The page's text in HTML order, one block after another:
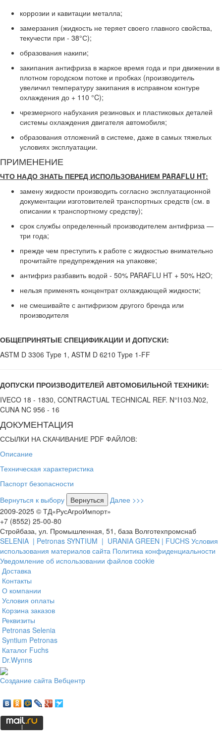
коррозии и кавитации металла;
замерзания (жидкость не теряет своего главного свойства,
текучести при - 38°С);
образования накипи;
закипания антифриза в жаркое время года и при движении в
плотном городском потоке и пробках (производитель
увеличил температуру закипания в исправном контуре
охлаждения до + 110 °C);
чрезмерного набухания резиновых и пластиковых деталей
системы охлаждения двигателя автомобиля;
образования отложений в системе, даже в самых тяжелых
условиях эксплуатации.
ПРИМЕНЕНИЕ
ЧТО НАДО ЗНАТЬ ПЕРЕД ИСПОЛЬЗОВАНИЕМ PARAFLU HT:
замену жидкости производить согласно эксплуатационной
документации изготовителей транспортных средств (см. в
описании к транспортному средству);
срок службы определенный производителем антифриза —
три года;
прежде чем преступить к работе с жидкостью внимательно
прочитайте предупреждения на упаковке;
антифриз разбавить водой - 50% PARAFLU HT + 50% H2O;
нельзя применять концентрат охлаждающей жидкости;
не смешивайте с антифризом другого бренда или
производителя
ОБЩЕПРИНЯТЫЕ СПЕЦИФИКАЦИИ И ДОПУСКИ:
ASTM D 3306 Type 1, ASTM D 6210 Type 1-FF
ДОПУСКИ ПРОИЗВОДИТЕЛЕЙ АВТОМОБИЛЬНОЙ ТЕХНИКИ:
IVECO 18 - 1830, CONTRACTUAL TECHNICAL REF. N°I103.N02,
CUNA NC 956 - 16
ДОКУМЕНТАЦИЯ
ССЫЛКИ НА СКАЧИВАНИЕ PDF ФАЙЛОВ:
Описание
Техническая характеристика
Паспорт безопасности
Вернуться к выбору
Далее >>>
2009-2025 © ТД«РусАгроИмпорт»
+7 (8552) 25-00-80
Стройбаза, ул. Промышленная, 51, база Волготехпромснаб
SELENIA | Petronas SYNTIUM | URANIA GREEN | FUCHS Условия
использования материалов сайта Политика конфиденциальности
Уведомление об использовании файлов cookie
Доставка
Контакты
О компании
Условия оплаты
Корзина заказов
Реквизиты
Petronas Selenia
Syntium Petronas
Каталог Fuchs
Dr.Wynns
Создание сайта Вебцентр